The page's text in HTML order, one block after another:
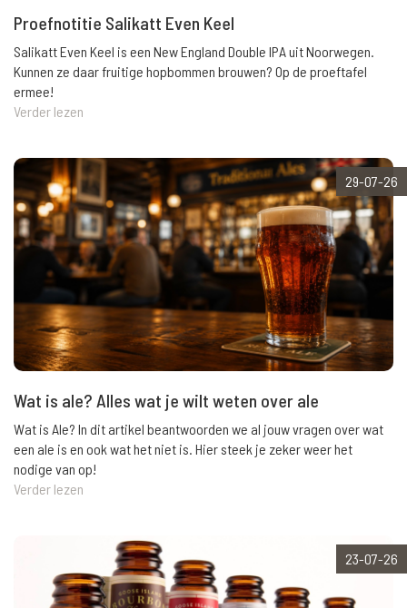
Proefnotitie Salikatt Even Keel
Salikatt Even Keel is een New England Double IPA uit Noorwegen.
Kunnen ze daar fruitige hopbommen brouwen? Op de proeftafel
ermee!
Verder lezen
29-07-26
Wat is ale? Alles wat je wilt weten over ale
Wat is Ale? In dit artikel beantwoorden we al jouw vragen over wat
een ale is en ook wat het niet is. Hier steek je zeker weer het
nodige van op!
Verder lezen
23-07-26